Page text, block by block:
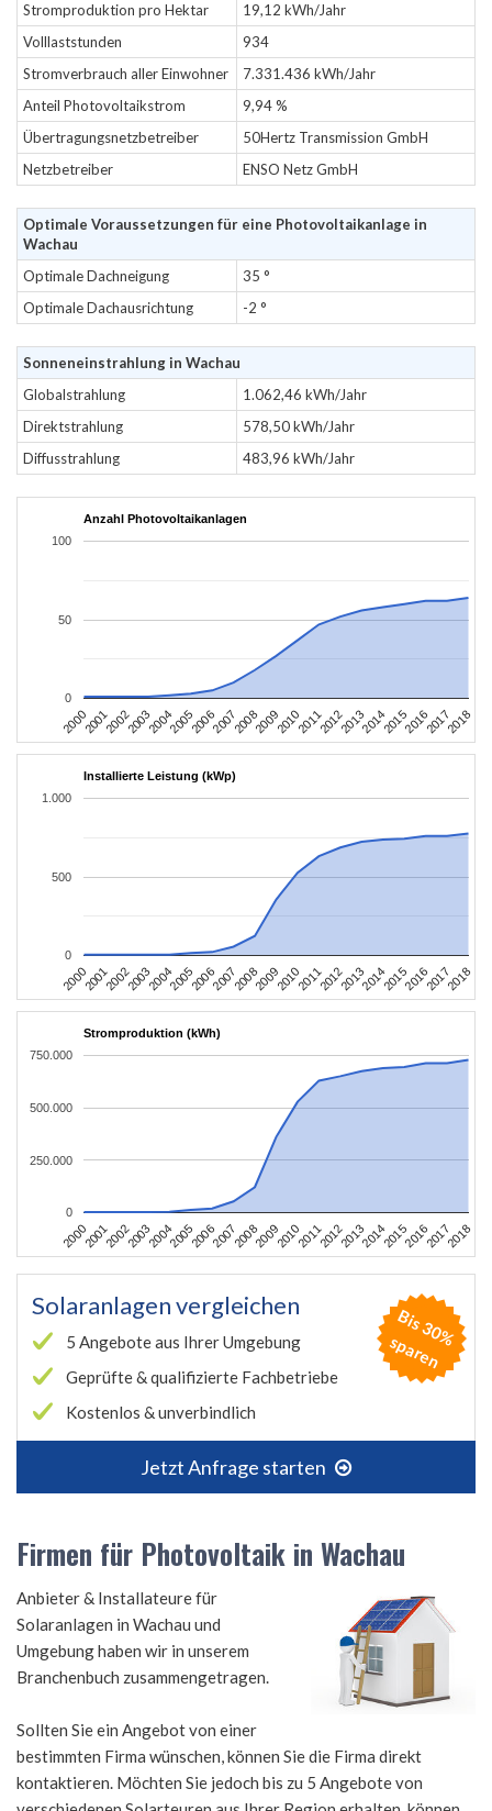
Stromproduktion pro Hektar
19,12 kWh/Jahr
Volllaststunden
934
Stromverbrauch aller Einwohner
7.331.436 kWh/Jahr
Anteil Photovoltaikstrom
9,94 %
Übertragungsnetzbetreiber
50Hertz Transmission GmbH
Netzbetreiber
ENSO Netz GmbH
Optimale Voraussetzungen für eine Photovoltaikanlage in
Wachau
Optimale Dachneigung
35 °
Optimale Dachausrichtung
-2 °
Sonneneinstrahlung in Wachau
Globalstrahlung
1.062,46 kWh/Jahr
Direktstrahlung
578,50 kWh/Jahr
Diffusstrahlung
483,96 kWh/Jahr
Anzahl Photovoltaikanlagen
2000200120022003200420052006200720082009201020112012201320142015201620172018
0
50
100
Installierte Leistung (kWp)
2000200120022003200420052006200720082009201020112012201320142015201620172018
0
500
1.000
Stromproduktion (kWh)
2000200120022003200420052006200720082009201020112012201320142015201620172018
0
250.000
500.000
750.000
Solaranlagen vergleichen
5 Angebote aus Ihrer Umgebung
Geprüfte & qualifizierte Fachbetriebe
Kostenlos & unverbindlich
Jetzt Anfrage starten
B
is
3
0
%
s
p
a
r
e
n
Firmen für Photovoltaik in Wachau
Anbieter & Installateure für
Solaranlagen in Wachau und
Umgebung haben wir in unserem
Branchenbuch zusammengetragen.
Sollten Sie ein Angebot von einer
bestimmten Firma wünschen, können Sie die Firma direkt
kontaktieren. Möchten Sie jedoch bis zu 5 Angebote von